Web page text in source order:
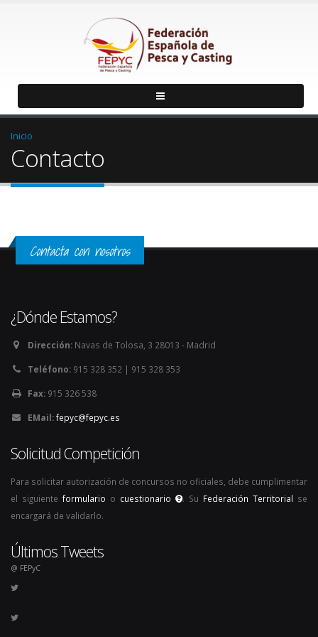
Inicio
Contacto
Contacta con nosotros
¿Dónde Estamos?
Dirección: Navas de Tolosa, 3 28013 - Madrid
Teléfono: 915 328 352 | 915 328 353
Fax: 915 326 538
EMail:fepyc@fepyc.es
Solicitud Competición
Para solicitar autorización de concursos no oficiales, debe cumplimentar
el siguiente formulario o cuestionario . Su Federación Territorial se
encargará de validarlo.
Últimos Tweets
@ FEPyC